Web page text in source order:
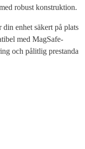
robust konstruktion.
enhet säkert på plats
med MagSafe-
och pålitlig prestanda